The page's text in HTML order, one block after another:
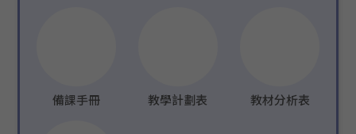
備課手冊 教學計劃表 教材分析表